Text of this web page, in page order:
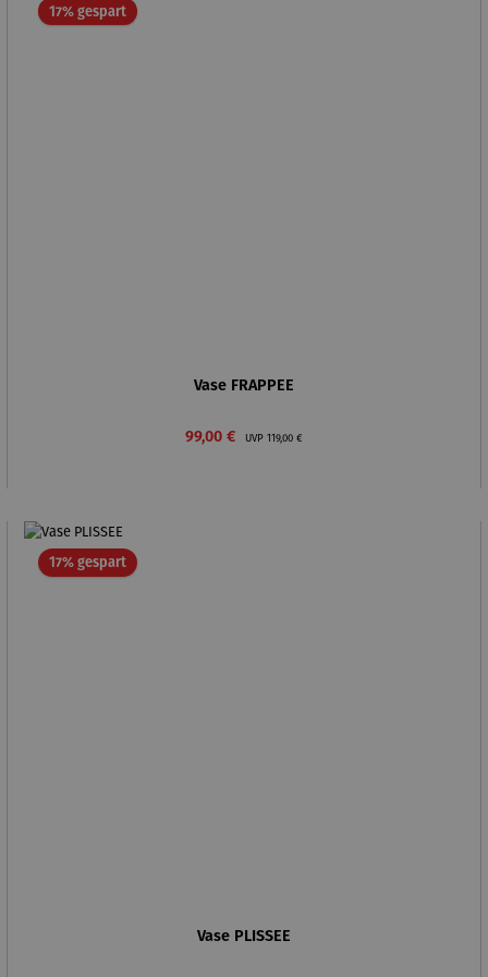
17% gespartRabatt
Vase FRAPPEE
Verkaufspreis:
99,00 € UVP Regulärer Preis:
119,00 €
17% gespartRabatt
Vase PLISSEE